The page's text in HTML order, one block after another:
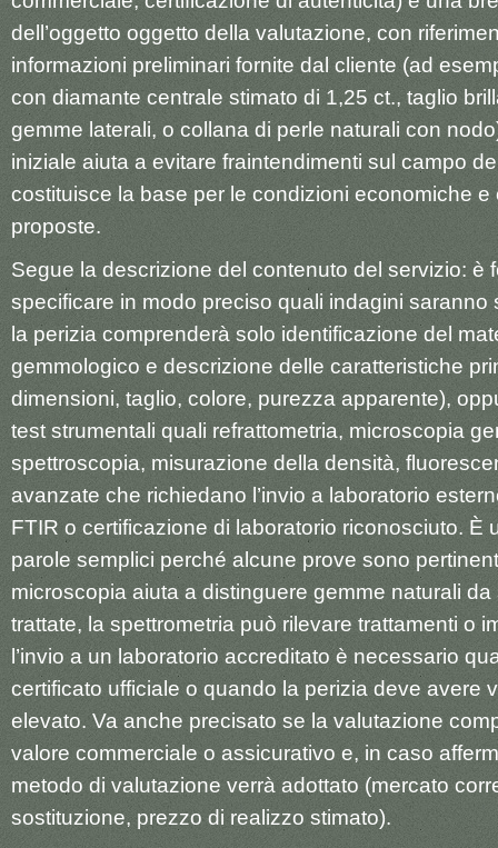
dell’oggetto oggetto della valutazione, con
informazioni preliminari fornite dal cliente (ad
con diamante centrale stimato di 1,25 ct., taglio
gemme laterali, o collana di perle naturali con
iniziale aiuta a evitare fraintendimenti sul campo
costituisce la base per le condizioni economiche e
proposte.
Segue la descrizione del contenuto del servizio: è
specificare in modo preciso quali indagini saranno
la perizia comprenderà solo identificazione del
gemmologico e descrizione delle caratteristiche
dimensioni, taglio, colore, purezza apparente),
test strumentali quali refrattometria, microscopia
spettroscopia, misurazione della densità,
avanzate che richiedano l’invio a laboratorio
FTIR o certificazione di laboratorio riconosciuto. È
parole semplici perché alcune prove sono
microscopia aiuta a distinguere gemme naturali da
trattate, la spettrometria può rilevare trattamenti o
l’invio a un laboratorio accreditato è necessario
certificato ufficiale o quando la perizia deve avere
elevato. Va anche precisato se la valutazione
valore commerciale o assicurativo e, in caso
metodo di valutazione verrà adottato (mercato
sostituzione, prezzo di realizzo stimato).